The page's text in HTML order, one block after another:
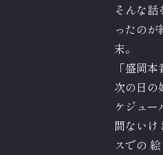
そんな話
ったのが
末。
「盛岡
次の日の
ケジュー
間ないけ
スでの